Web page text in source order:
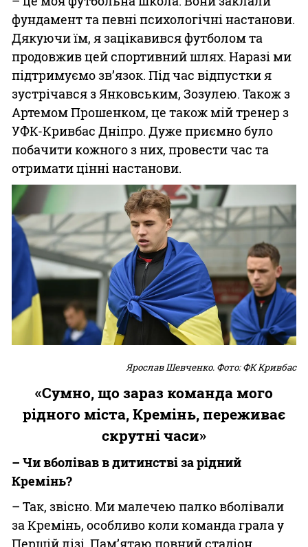
фундамент та певні психологічні настанови.
Дякуючи їм, я зацікавився футболом та
продовжив цей спортивний шлях. Наразі ми
підтримуємо зв’язок. Під час відпустки я
зустрічався з Янковським, Зозулею. Також з
Артемом Прошенком, це також мій тренер з
УФК-Кривбас Дніпро. Дуже приємно було
побачити кожного з них, провести час та
отримати цінні настанови.
Ярослав Шевченко. Фото: ФК Кривбас
«Сумно, що зараз команда мого
рідного міста, Кремінь, переживає
скрутні часи»
– Чи вболівав в дитинстві за рідний
Кремінь?
– Так, звісно. Ми малечею палко вболівали
за Кремінь, особливо коли команда грала у
Першій лізі. Пам’ятаю повний стадіон